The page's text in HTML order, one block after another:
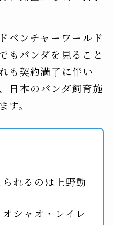
ベンチャーワールド
もパンダを見ること
も契約満了に伴い
日本のパンダ飼育施
。
れるのは上野動
シャオ・レイレ